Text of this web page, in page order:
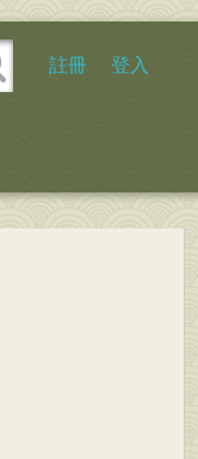
註冊 登入